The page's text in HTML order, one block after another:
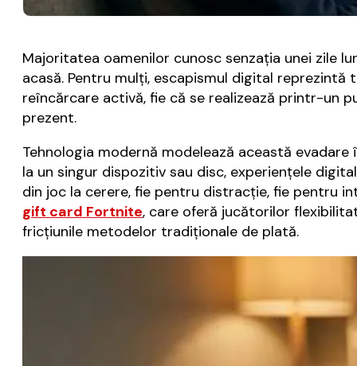
Majoritatea oamenilor cunosc senzația unei zile
acasă. Pentru mulți, escapismul digital
reîncărcare activă, fie că se realizează printr-un
prezent.
Tehnologia modernă modelează această
la un singur dispozitiv sau disc, experiențele
din joc la cerere, fie pentru distracție, fie pentru
gift card Fortnite, care oferă jucătorilor
fricțiunile metodelor tradiționale de plată.